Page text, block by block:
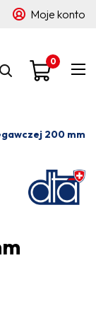
Moje konto
0
200 mm